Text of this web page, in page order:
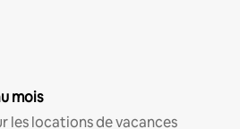
mois
les locations de vacances